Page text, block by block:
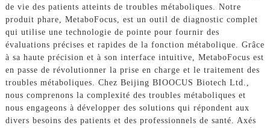
de vie des patients atteints de troubles métaboliques. Notre
produit phare, MetaboFocus, est un outil de diagnostic complet
qui utilise une technologie de pointe pour fournir des
évaluations précises et rapides de la fonction métabolique. Grâce
à sa haute précision et à son interface intuitive, MetaboFocus est
en passe de révolutionner la prise en charge et le traitement des
troubles métaboliques. Chez Beijing BIOOCUS Biotech Ltd.,
nous comprenons la complexité des troubles métaboliques et
nous engageons à développer des solutions qui répondent aux
divers besoins des patients et des professionnels de santé. Axés